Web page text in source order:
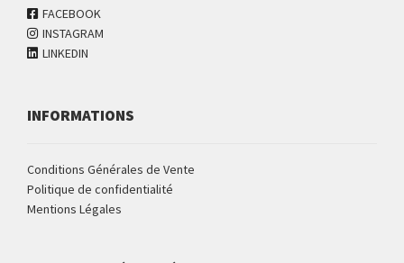
FACEBOOK
INSTAGRAM
LINKEDIN
INFORMATIONS
Conditions Générales de Vente
Politique de confidentialité
Mentions Légales